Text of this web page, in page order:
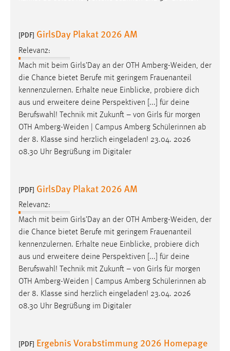
[PDF] GirlsDay Plakat 2026 AM
Relevanz:
Mach mit beim Girls’Day an der OTH Amberg-Weiden, der
die Chance bietet Berufe mit geringem Frauenanteil
kennenzulernen. Erhalte neue Einblicke, probiere dich
aus und erweitere deine Perspektiven [...] für deine
Berufswahl! Technik mit Zukunft – von Girls für morgen
OTH Amberg-Weiden | Campus Amberg Schülerinnen ab
der 8. Klasse sind herzlich eingeladen! 23.04. 2026
08.30 Uhr Begrüßung im Digitaler
[PDF] GirlsDay Plakat 2026 AM
Relevanz:
Mach mit beim Girls’Day an der OTH Amberg-Weiden, der
die Chance bietet Berufe mit geringem Frauenanteil
kennenzulernen. Erhalte neue Einblicke, probiere dich
aus und erweitere deine Perspektiven [...] für deine
Berufswahl! Technik mit Zukunft – von Girls für morgen
OTH Amberg-Weiden | Campus Amberg Schülerinnen ab
der 8. Klasse sind herzlich eingeladen! 23.04. 2026
08.30 Uhr Begrüßung im Digitaler
[PDF] Ergebnis Vorabstimmung 2026 Homepage
Conversion-Tracking
Cookie Laufzeit:
EXTERNE MEDIEN
Um Inhalte von Videoplattformen und Social Media
Plattformen anzeigen zu können, werden von diesen
YouTube
Vimeo